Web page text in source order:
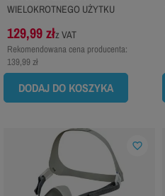
WIELOKROTNEGO UŻYTKU
129,99 złz VAT
Rekomendowana cena producenta:
139,99 zł
DODAJ DO KOSZYKA
favorite_border